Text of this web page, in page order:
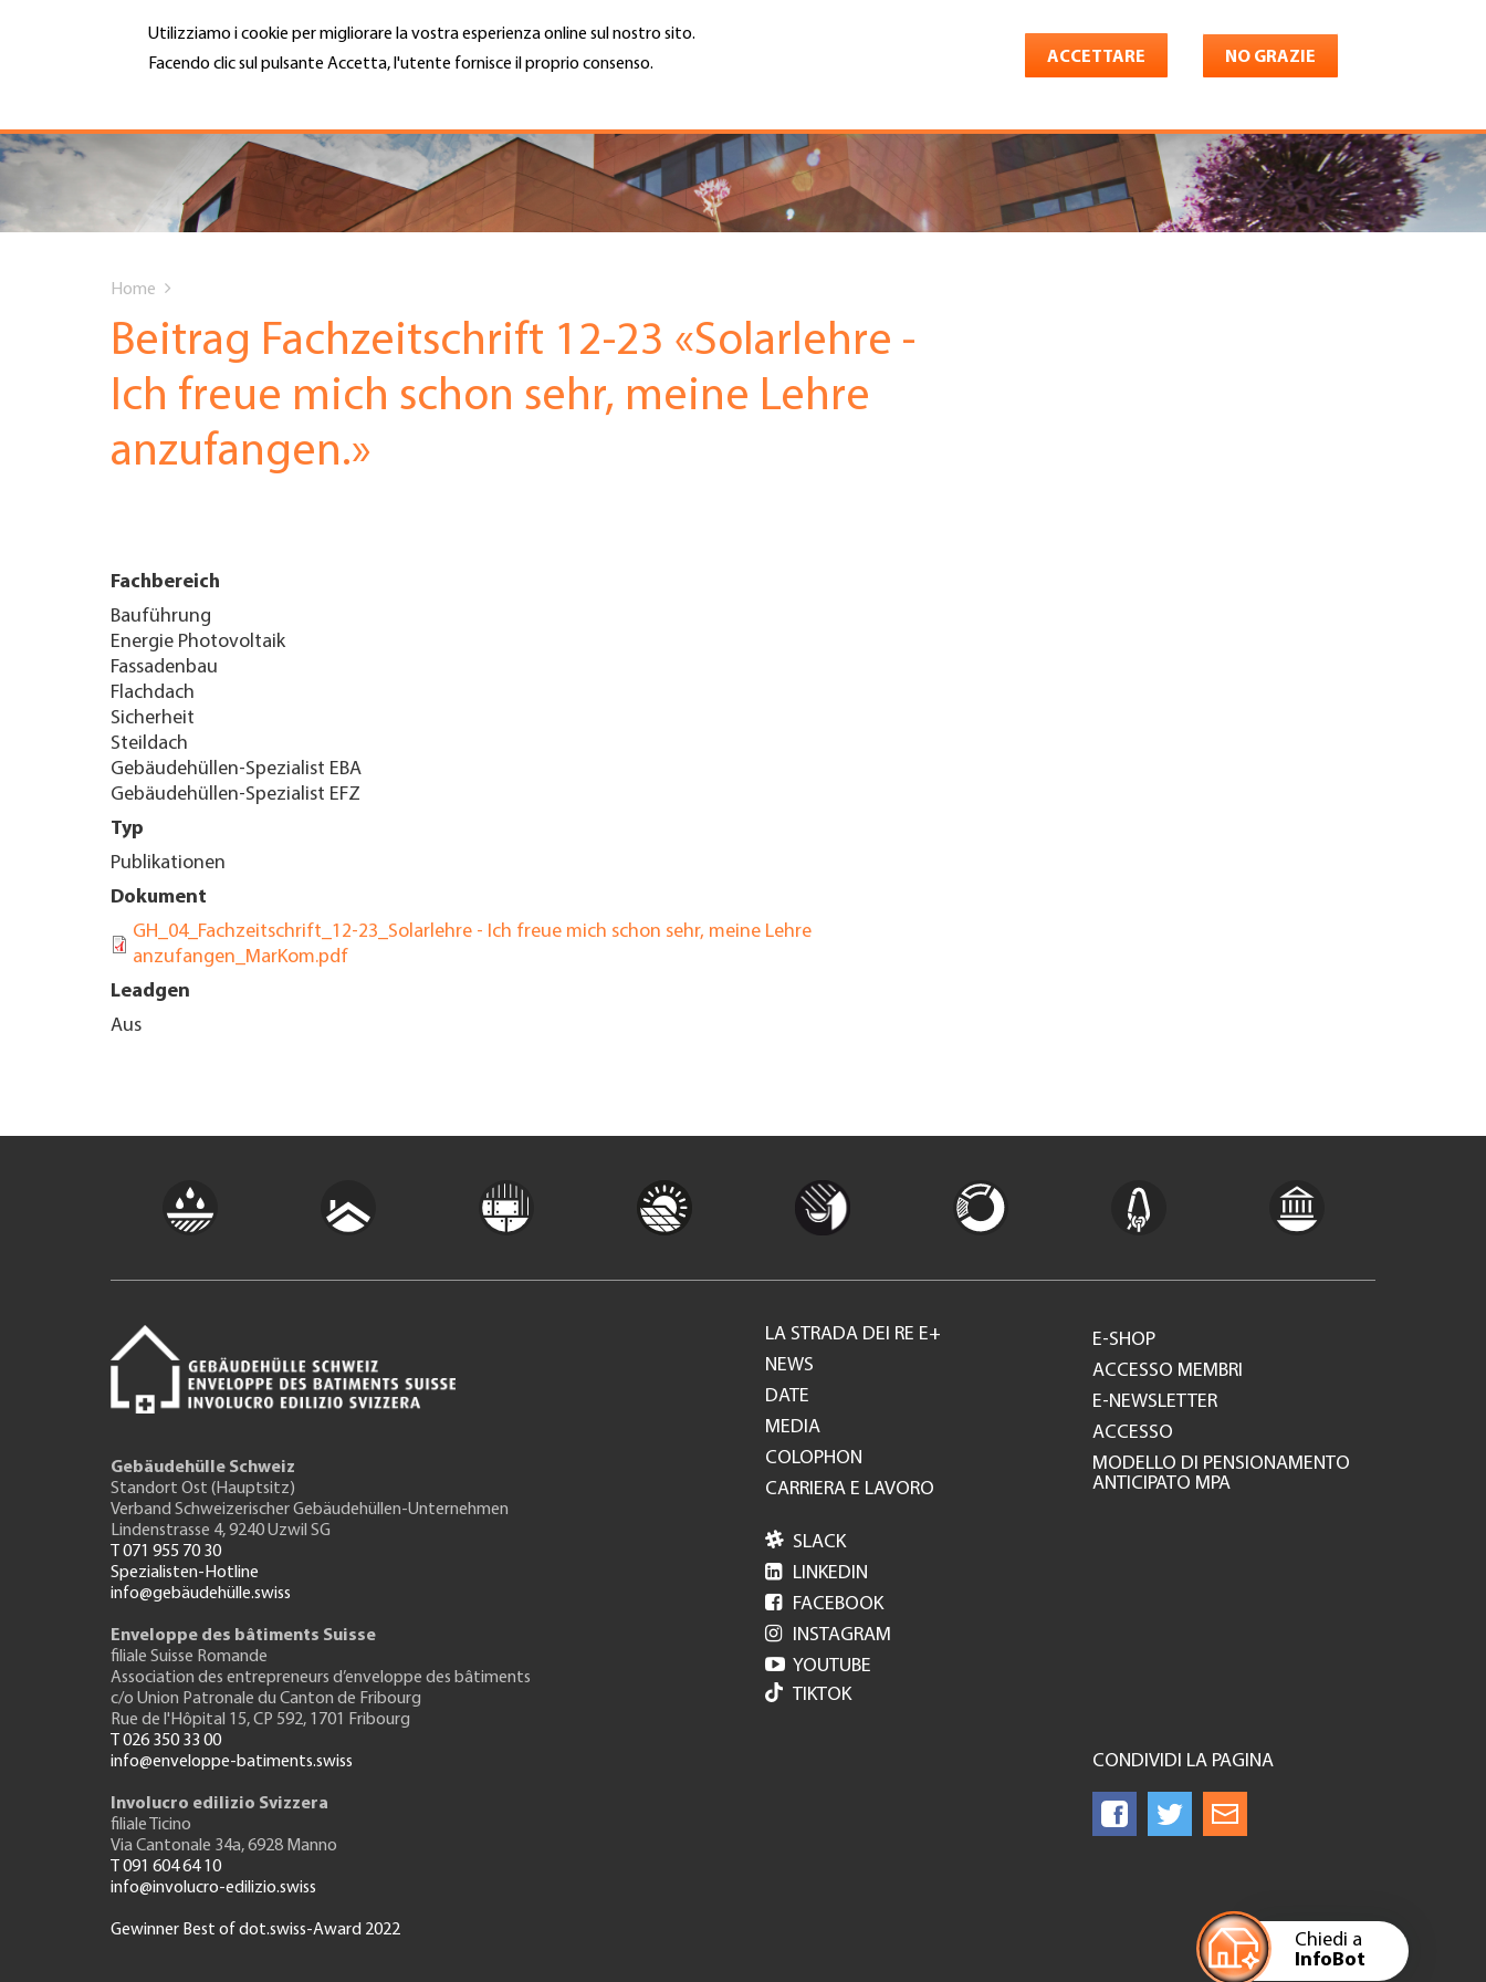
Utilizziamo i cookie per migliorare la vostra esperienza online sul nostro sito.
Facendo clic sul pulsante Accetta, l'utente fornisce il proprio consenso.
ACCETTARE NO GRAZIE
Hauptnavigation
CHI SIAMO
SERVIZI
DATE EVENTI
MENU Cerca
Top
Menu
are
here
Home
Beitrag Fachzeitschrift 12-23 «Solarlehre -
Ich freue mich schon sehr, meine Lehre
anzufangen.»
Fachbereich
Bauführung
Energie Photovoltaik
Fassadenbau
Flachdach
Sicherheit
Steildach
Gebäudehüllen-Spezialist EBA
Gebäudehüllen-Spezialist EFZ
Typ
Publikationen
Dokument
GH_04_Fachzeitschrift_12-23_Solarlehre - Ich freue mich schon sehr, meine Lehre
anzufangen_MarKom.pdf
Leadgen
Aus
Chiedi a
InfoBot
Gebäudehülle Schweiz
Standort Ost (Hauptsitz)
Verband Schweizerischer Gebäudehüllen-Unternehmen
Lindenstrasse 4, 9240 Uzwil SG
T 071 955 70 30
Spezialisten-Hotline
info@gebäudehülle.swiss
Enveloppe des bâtiments Suisse
filiale Suisse Romande
Association des entrepreneurs d’enveloppe des bâtiments
c/o Union Patronale du Canton de Fribourg
Rue de l'Hôpital 15, CP 592, 1701 Fribourg
T 026 350 33 00
info@enveloppe-batiments.swiss
Involucro edilizio Svizzera
filiale Ticino
Via Cantonale 34a, 6928 Manno
T 091 604 64 10
info@involucro-edilizio.swiss
Gewinner Best of dot.swiss-Award 2022
Footer
GH
LA STRADA DEI RE E+
NEWS
DATE
MEDIA
COLOPHON
CARRIERA E LAVORO
E-SHOP
ACCESSO MEMBRI
E-NEWSLETTER
ACCESSO
MODELLO DI PENSIONAMENTO
ANTICIPATO MPA
 SLACK
 LINKEDIN
 FACEBOOK
 INSTAGRAM
 YOUTUBE
TIKTOK
CONDIVIDI LA PAGINA